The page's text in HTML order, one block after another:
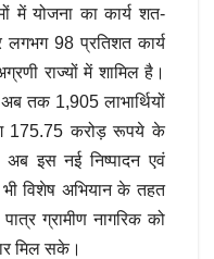
में योजना का कार्य शत-
लगभग 98 प्रतिशत कार्य
राज्यों में शामिल है।
तक 1,905 लाभार्थियों
175.75 करोड़ रूपये के
इस नई निष्पादन एवं
विशेष अभियान के तहत
ग्रामीण नागरिक को
मिल सके।